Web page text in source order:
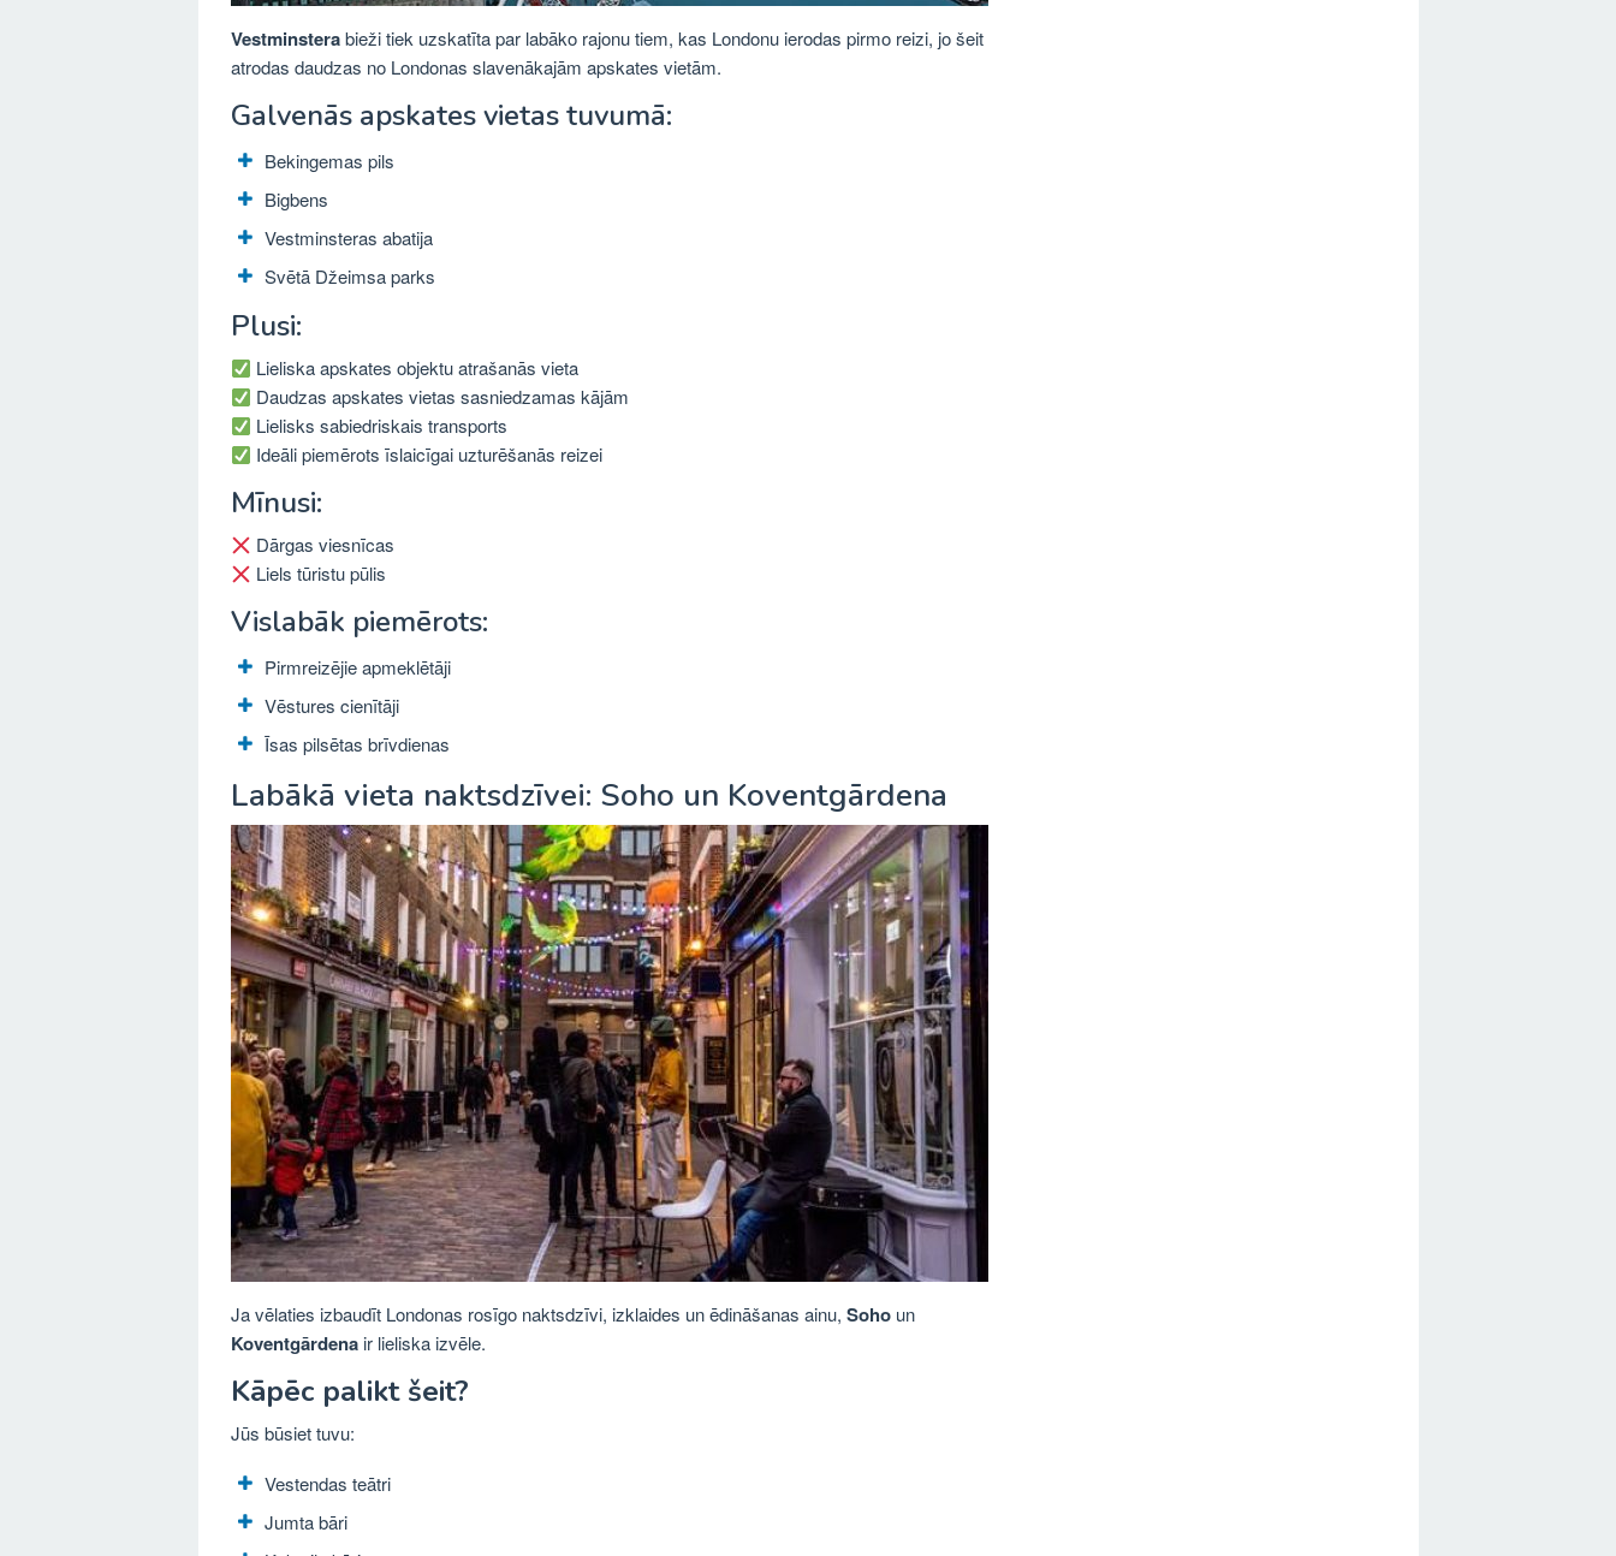
Vestminsterabieži tiek uzskatīta par labāko rajonu tiem, kas Londonu ierodas pirmo reizi, jo šeit
atrodas daudzas no Londonas slavenākajām apskates vietām.
Galvenās apskates vietas tuvumā:
Bekingemas pils
Bigbens
Vestminsteras abatija
Svētā Džeimsa parks
Plusi:
Lieliska apskates objektu atrašanās vieta
Daudzas apskates vietas sasniedzamas kājām
Lielisks sabiedriskais transports
Ideāli piemērots īslaicīgai uzturēšanās reizei
Mīnusi:
Dārgas viesnīcas
Liels tūristu pūlis
Vislabāk piemērots:
Pirmreizējie apmeklētāji
Vēstures cienītāji
Īsas pilsētas brīvdienas
Labākā vieta naktsdzīvei: Soho un Koventgārdena
Ja vēlaties izbaudīt Londonas rosīgo naktsdzīvi, izklaides un ēdināšanas ainu, Soho un
Koventgārdena ir lieliska izvēle.
Kāpēc palikt šeit?
Jūs būsiet tuvu:
Vestendas teātri
Jumta bāri